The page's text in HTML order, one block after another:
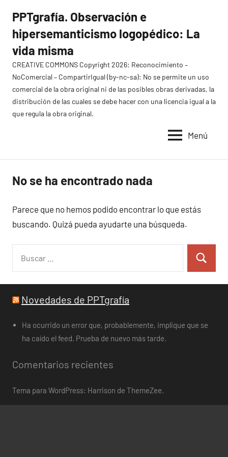
contenido
PPTgrafía. Observación e
hipersemanticismo logopédico: La
vida misma
CREATIVE COMMONS Copyright 2026: Reconocimiento –
NoComercial – CompartirIgual (by-nc-sa): No se permite un uso
comercial de la obra original ni de las posibles obras derivadas, la
distribución de las cuales se debe hacer con una licencia igual a la
que regula la obra original.
Menú
No se ha encontrado nada
Parece que no hemos podido encontrar lo que estás
buscando. Quizá pueda ayudarte una búsqueda.
Buscar
Novedades de PPTgrafía
Ha ocurrido un error que, probablemente, implique que se
ha caído el feed. Prueba de nuevo más tarde.
Comentarios recientes
Tema para WordPress: Harrison de ThemeZee.